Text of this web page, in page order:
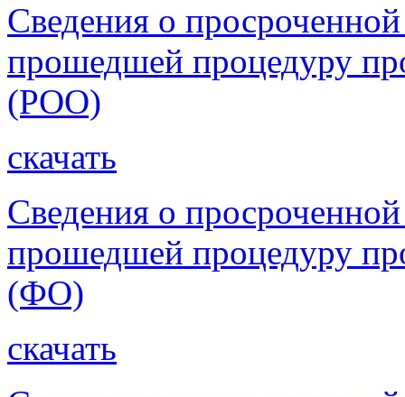
Сведения о
прошедшей процедуру
(РОО)
скачать
Сведения о
прошедшей процедуру
(ФО)
скачать